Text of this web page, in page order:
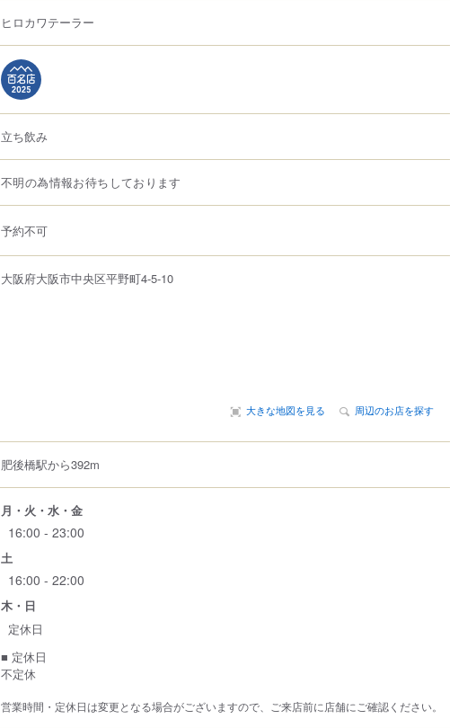
ヒロカワテーラー
立ち飲み
不明の為情報お待ちしております
予約不可
大阪府大阪市中央区平野町4-5-10
大きな地図を見る 周辺のお店を探す
肥後橋駅から392m
月・火・水・金
16:00 - 23:00
土
16:00 - 22:00
木・日
定休日
■ 定休日
不定休
営業時間・定休日は変更となる場合がございますので、ご来店前に店舗にご確認ください。